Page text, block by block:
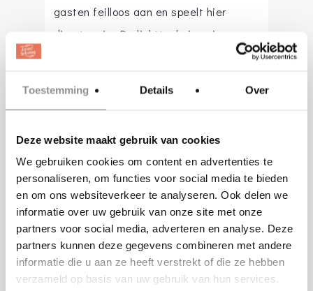
Toestemming Details Over
Deze website maakt gebruik van cookies
We gebruiken cookies om content en advertenties te
personaliseren, om functies voor social media te bieden
en om ons websiteverkeer te analyseren. Ook delen we
informatie over uw gebruik van onze site met onze
partners voor social media, adverteren en analyse. Deze
partners kunnen deze gegevens combineren met andere
informatie die u aan ze heeft verstrekt of die ze hebben
verzameld op basis van uw gebruik van hun services.
gasten feilloos aan en speelt hier
direct op in. De lichttechnicus is
bij de muziek. De juiste sfeer en
perfecte samenspel tussen de DJ &
Lichttechnicus. Het totaal plaatje voor
een onvergetelijke belevenis! Uw feest
wordt swingend en onvergetelijk met
de juiste muzikale ondersteuning.
info@remote-rental.nl